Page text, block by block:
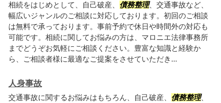
相続をはじめとして、自己破産、 債務整理、交通事故など、
幅広いジャンルのご相談に対応しております。初回のご相談
は無料で承っております。事前予約で休日や時間外の対応も
可能です。相続に関してお悩みの方は、マロニエ法律事務所
までどうぞお気軽にご相談ください。豊富な知識と経験か
ら、ご相談者様に最適なご提案をさせていただき...
人身事故
交通事故に関するお悩みはもちろん、自己破産、 債務整理、